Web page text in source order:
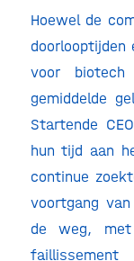
Hoewel de
doorlooptijden
voor
gemiddelde
Startende
hun tijd aan
continue
voortgang
de weg,